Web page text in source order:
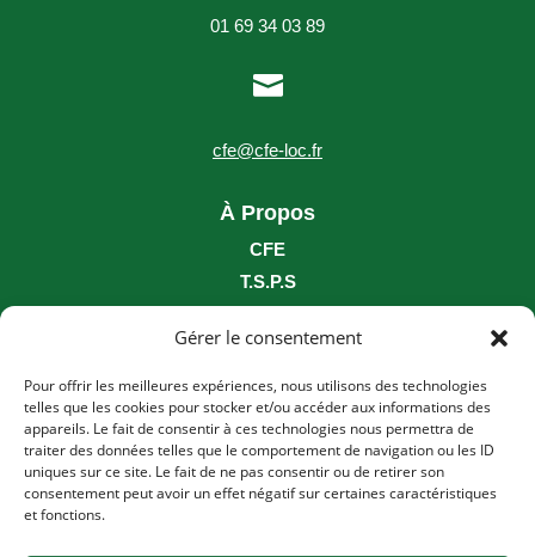
Gérer le consentement
Pour offrir les meilleures expériences, nous utilisons des technologies
telles que les cookies pour stocker et/ou accéder aux informations des
appareils. Le fait de consentir à ces technologies nous permettra de
traiter des données telles que le comportement de navigation ou les ID
uniques sur ce site. Le fait de ne pas consentir ou de retirer son
consentement peut avoir un effet négatif sur certaines caractéristiques
et fonctions.
01 69 34 03 89

cfe@cfe-loc.fr
À Propos
CFE
T.S.P.S
Photothèque / Vidéothèque
Brochure
___
Conditions générales et assurances
Principes généraux de location